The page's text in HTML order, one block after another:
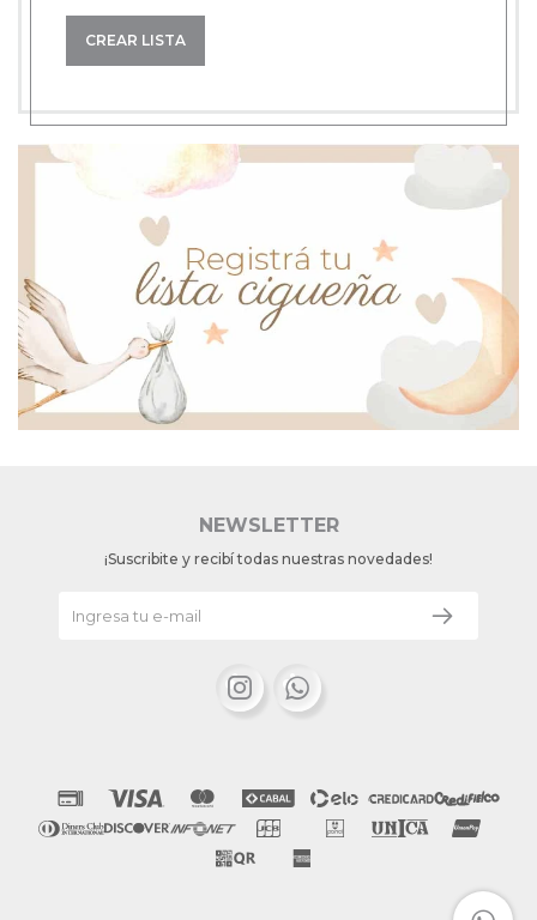
CREAR LISTA
NEWSLETTER
¡Suscribite y recibí todas nuestras novedades!
 